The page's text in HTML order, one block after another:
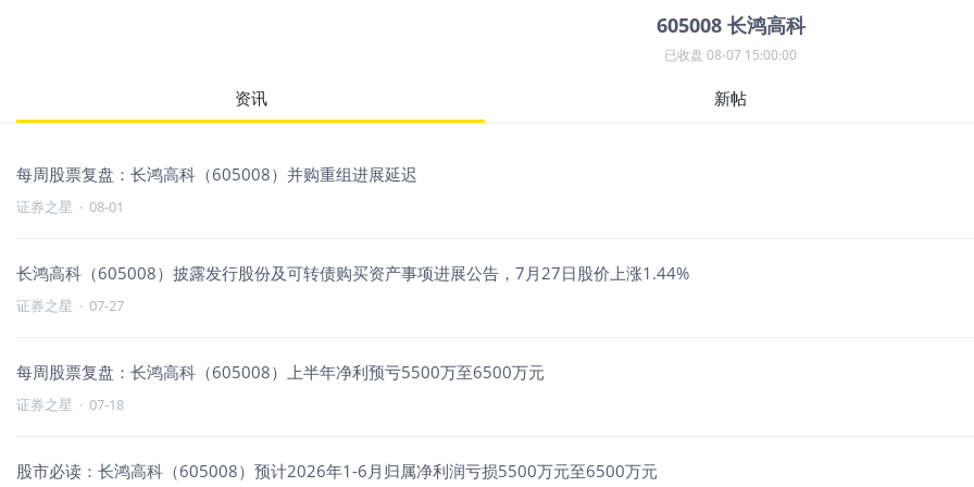
605008 长鸿高科
已收盘 08-07 15:00:00
资讯 新帖
每周股票复盘：长鸿高科（605008）并购重组进展延迟
证券之星 · 08-01
长鸿高科（605008）披露发行股份及可转债购买资产事项进展公告，7月27日股价上涨1.44%
证券之星 · 07-27
每周股票复盘：长鸿高科（605008）上半年净利预亏5500万至6500万元
证券之星 · 07-18
股市必读：长鸿高科（605008）预计2026年1-6月归属净利润亏损5500万元至6500万元